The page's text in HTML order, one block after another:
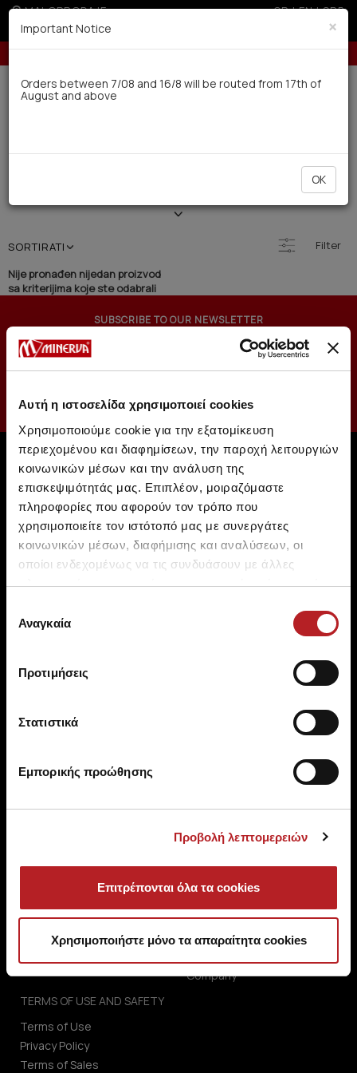
Αυτή η ιστοσελίδα χρησιμοποιεί cookies
Χρησιμοποιούμε cookie για την εξατομίκευση
περιεχομένου και διαφημίσεων, την παροχή λειτουργιών
κοινωνικών μέσων και την ανάλυση της
επισκεψιμότητάς μας. Επιπλέον, μοιραζόμαστε
πληροφορίες που αφορούν τον τρόπο που
χρησιμοποιείτε τον ιστότοπό μας με συνεργάτες
κοινωνικών μέσων, διαφήμισης και αναλύσεων, οι
οποίοι ενδεχομένως να τις συνδυάσουν με άλλες
πληροφορίες που τους έχετε παραχωρήσει ή τις οποίες
των υπηρεσιών τους.
συγκατάθεσης
Αναγκαία
Προτιμήσεις
Στατιστικά
Εμπορικής προώθησης
Προβολή λεπτομερειών
Επιτρέπονται όλα τα cookies
Χρησιμοποιήστε μόνο τα απαραίτητα cookies
MALOPRODAJE GR|EN|SRB
10% popusta za porudžbine preko 24.000 dinara
Dostava u roku od 10 radnih dana
Women's Autumn Pyjamas - 2025 Trends
Filter
SORTIRATI
Nije pronađen nijedan proizvod
sa kriterijima koje ste odabrali
SUBSCRIBE TO OUR NEWSLETTER
Free shipping over 100 € for
EU & over 150 € for non EU
Debit Card, Credit Card,
Coupe Swim Bra / One-Piece
Advices Of Garment Care
Size Guide
ABOUT US
Shops
B2B Portal
Investors (IR)
Company
TERMS OF USE AND SAFETY
Terms of Use
Privacy Policy
Terms of Sales
×
Important Notice
Orders between 7/08 and 16/8 will be routed from 17th of
August and above
OK